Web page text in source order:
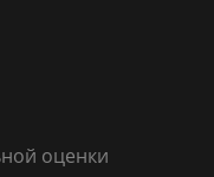
оценки